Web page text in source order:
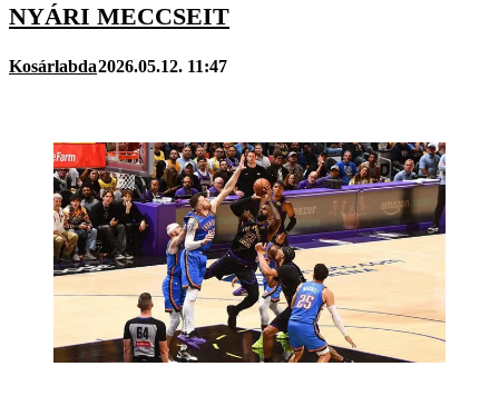
NYÁRI MECCSEIT
Kosárlabda2026.05.12. 11:47